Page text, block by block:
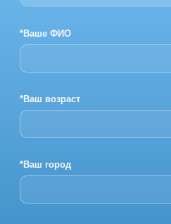
*Ваше ФИО
*Ваш возраст
*Ваш город